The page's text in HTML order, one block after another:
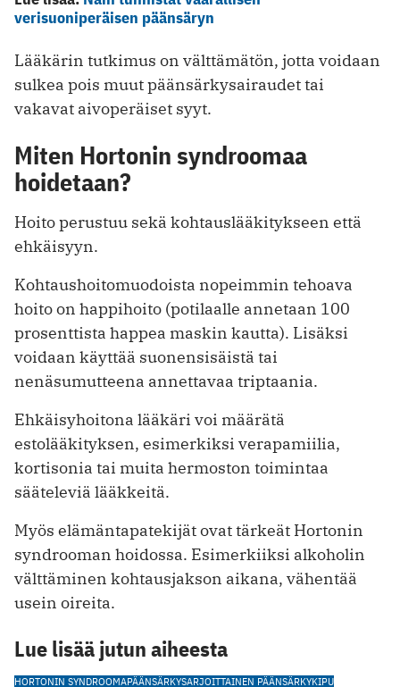
verisuoniperäisen päänsäryn
Lääkärin tutkimus on välttämätön, jotta voidaan
sulkea pois muut päänsärkysairaudet tai
vakavat aivoperäiset syyt.
Miten Hortonin syndroomaa
hoidetaan?
Hoito perustuu sekä kohtauslääkitykseen että
ehkäisyyn.
Kohtaushoitomuodoista nopeimmin tehoava
hoito on happihoito (potilaalle annetaan 100
prosenttista happea maskin kautta). Lisäksi
voidaan käyttää suonensisäistä tai
nenäsumutteena annettavaa triptaania.
Ehkäisyhoitona lääkäri voi määrätä
estolääkityksen, esimerkiksi verapamiilia,
kortisonia tai muita hermoston toimintaa
sääteleviä lääkkeitä.
Myös elämäntapatekijät ovat tärkeät Hortonin
syndrooman hoidossa. Esimerkiiksi alkoholin
välttäminen kohtausjakson aikana, vähentää
usein oireita.
Lue lisää jutun aiheesta
HORTONIN SYNDROOMAPÄÄNSÄRKYSARJOITTAINEN PÄÄNSÄRKYKIPU